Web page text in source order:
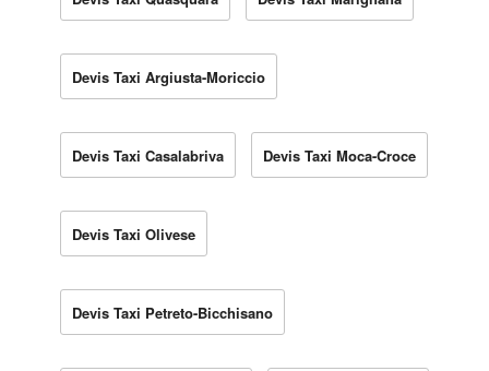
Devis Taxi Argiusta-Moriccio
Devis Taxi Casalabriva Devis Taxi Moca-Croce
Devis Taxi Olivese
Devis Taxi Petreto-Bicchisano